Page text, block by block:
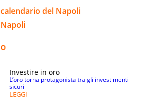
del Napoli
Investire in oro
L’oro torna protagonista tra gli investimenti
sicuri
LEGGI